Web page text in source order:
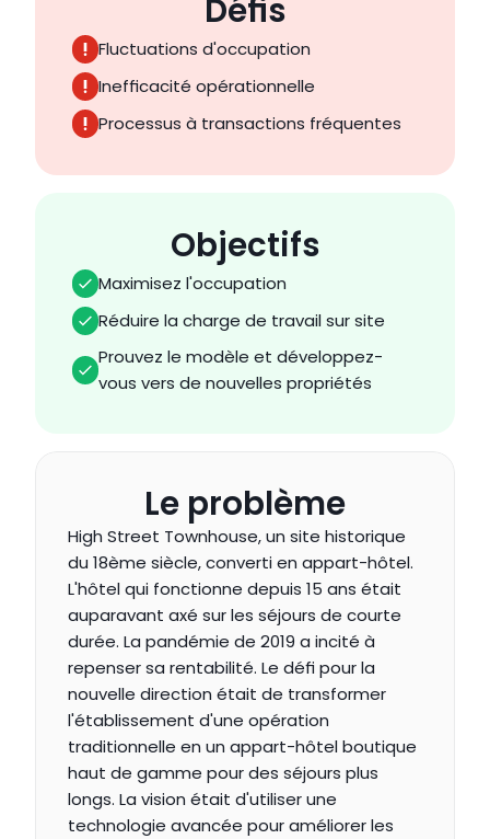
Défis
Fluctuations d'occupation
Inefficacité opérationnelle
Processus à transactions fréquentes
Objectifs
Maximisez l'occupation
Réduire la charge de travail sur site
Prouvez le modèle et développez-
vous vers de nouvelles propriétés
Le problème
High Street Townhouse, un site historique
du 18ème siècle, converti en appart-hôtel.
L'hôtel qui fonctionne depuis 15 ans était
auparavant axé sur les séjours de courte
durée. La pandémie de 2019 a incité à
repenser sa rentabilité. Le défi pour la
nouvelle direction était de transformer
l'établissement d'une opération
traditionnelle en un appart-hôtel boutique
haut de gamme pour des séjours plus
longs. La vision était d'utiliser une
technologie avancée pour améliorer les